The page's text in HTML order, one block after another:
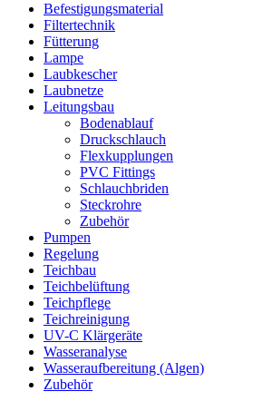
Befestigungsmaterial
Filtertechnik
Fütterung
Lampe
Laubkescher
Laubnetze
Leitungsbau
Bodenablauf
Druckschlauch
Flexkupplungen
PVC Fittings
Schlauchbriden
Steckrohre
Zubehör
Pumpen
Regelung
Teichbau
Teichbelüftung
Teichpflege
Teichreinigung
UV-C Klärgeräte
Wasseranalyse
Wasseraufbereitung (Algen)
Zubehör